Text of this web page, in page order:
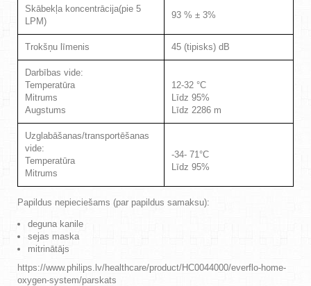
Skābekļa koncentrācija(pie 5
LPM)
93 % ± 3%
Trokšņu līmenis 45 (tipisks) dB
Darbības vide:
Temperatūra
Mitrums
Augstums
12-32 °C
Līdz 95%
Līdz 2286 m
Uzglabāšanas/transportēšanas
vide:
Temperatūra
Mitrums
-34- 71°C
Līdz 95%
Papildus nepieciešams (par papildus samaksu):
deguna kanile
sejas maska
mitrinātājs
https://www.philips.lv/healthcare/product/HC0044000/everflo-home-
oxygen-system/parskats